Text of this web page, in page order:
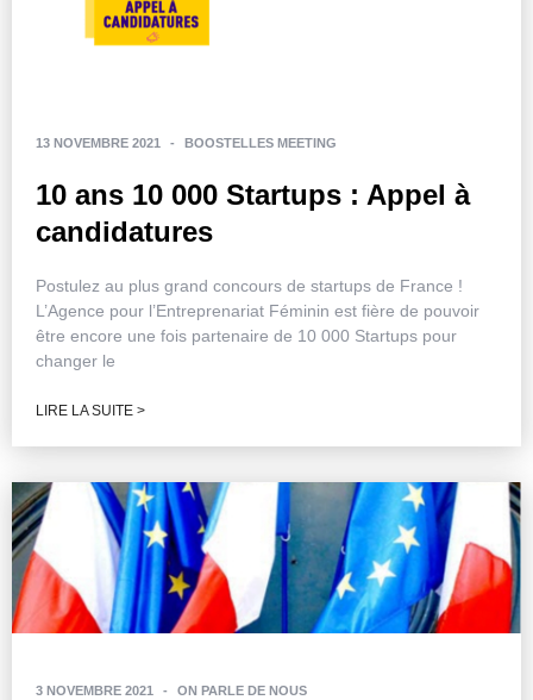
13 NOVEMBRE 2021 - BOOSTELLES MEETING
10 ans 10 000 Startups : Appel à
candidatures
Postulez au plus grand concours de startups de France !
L’Agence pour l’Entreprenariat Féminin est fière de pouvoir
être encore une fois partenaire de 10 000 Startups pour
changer le
LIRE LA SUITE >
3 NOVEMBRE 2021 - ON PARLE DE NOUS